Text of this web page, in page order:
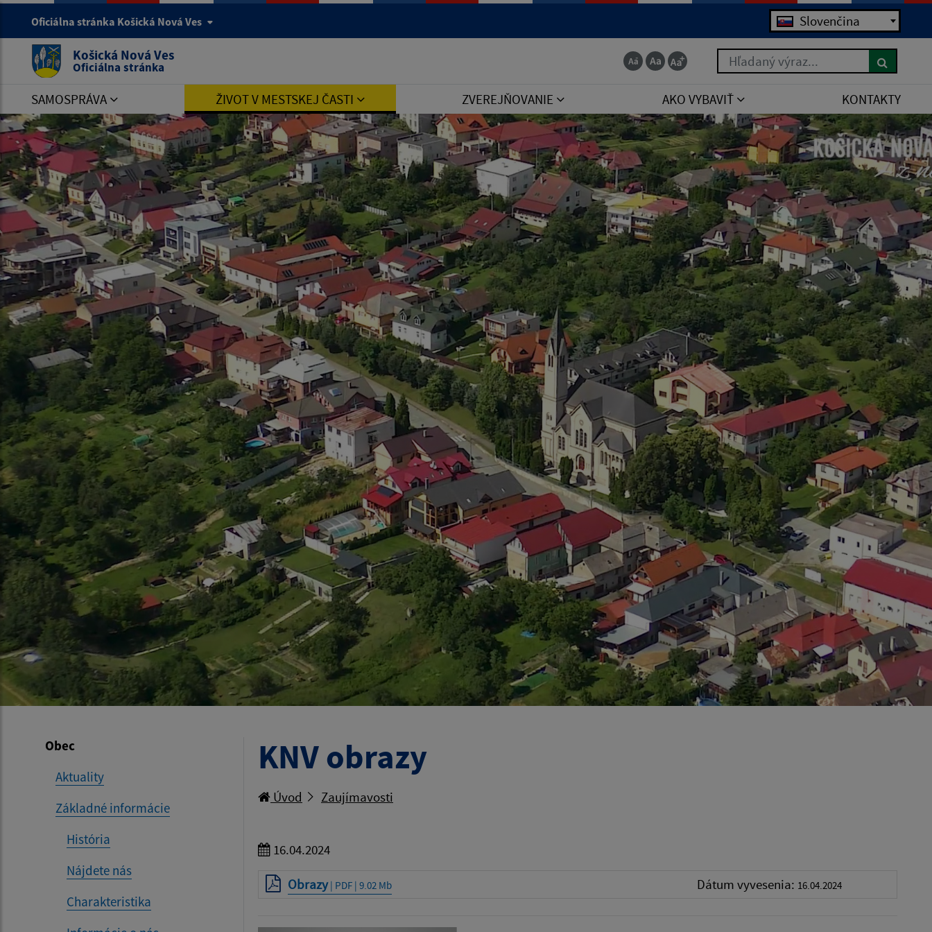
Oficiálna stránka Košická Nová Ves Slovenčina
Košická Nová Ves
Oficiálna stránka
Hľadaný výraz...
SAMOSPRÁVA ŽIVOT V MESTSKEJ ČASTI ZVEREJŇOVANIE AKO VYBAVIŤ KONTAKTY
Obec
Aktuality
Základné informácie
História
Nájdete nás
Charakteristika
KNV obrazy
Úvod Zaujímavosti
16.04.2024
Obrazy| PDF | 9.02 Mb Dátum vyvesenia: 16.04.2024